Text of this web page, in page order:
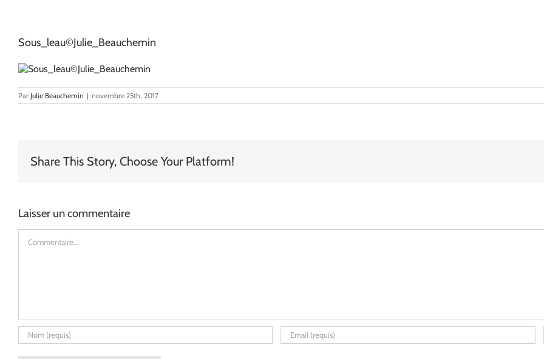
Sous_leau©Julie_Beauchemin
Par Julie Beauchemin | novembre 25th, 2017
Share This Story, Choose Your Platform!
Laisser un commentaire